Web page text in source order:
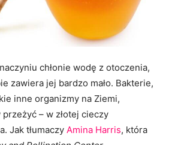
chłonie wodę z otoczenia,
zawiera jej bardzo mało. Bakterie,
inne organizmy na Ziemi,
– w złotej cieczy
Jak tłumaczy Amina Harris, która